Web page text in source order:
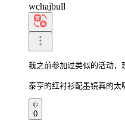
wchajbull
我之前参加过类似的活动，
泰亨的红衬衫配墨镜真的太
0